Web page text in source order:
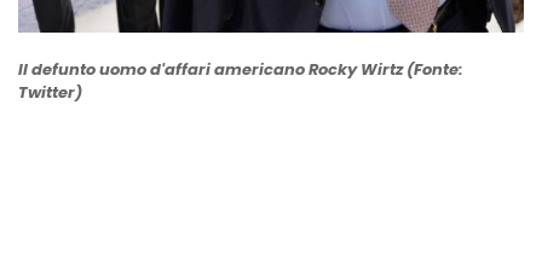
Il defunto uomo d'affari americano Rocky Wirtz (Fonte:
Twitter)